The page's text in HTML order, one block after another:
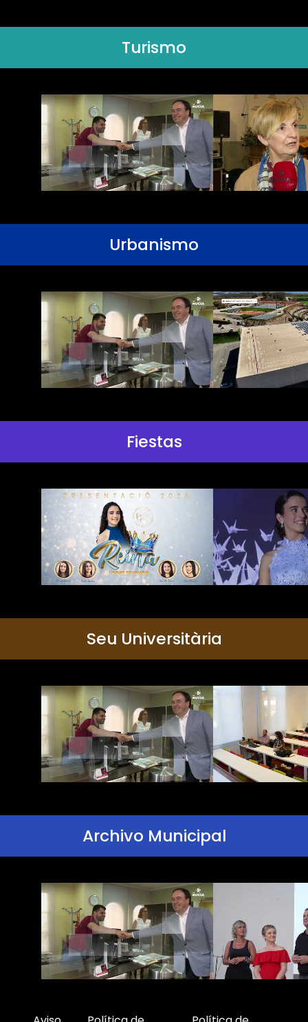
Turismo
Urbanismo
Fiestas
Seu Universitària
Archivo Municipal